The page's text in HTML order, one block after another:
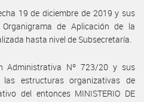
19 de diciembre de 2019 y sus
de Aplicación de la
hasta nivel de Subsecretaría.
Administrativa Nº 723/20 y sus
estructuras organizativas de
del entonces MINISTERIO DE